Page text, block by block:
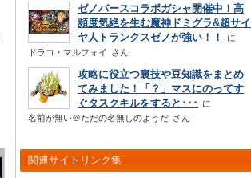
ゼノバースコラボガシャ開催中！高
頻度気絶を生む魔神ドミグラ&超サイ
ヤ人トランクスゼノが強い！！
ドラコ・マルフォイ さん
攻略に役立つ裏技や豆知識をまとめ
てみました！「？」マスにのってす
ぐタスクキルをすると･･･
名前が無い＠ただの名無しのようだ さん
関連サイトリンク集